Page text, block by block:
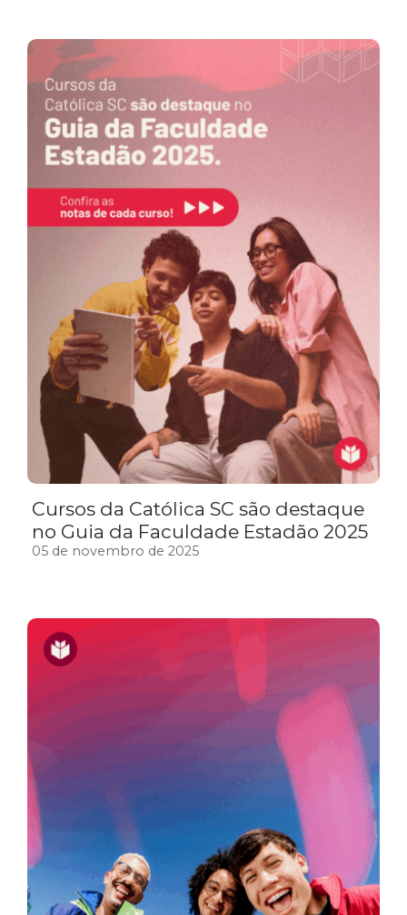
Cursos da Católica SC são destaque
no Guia da Faculdade Estadão 2025
05 de novembro de 2025